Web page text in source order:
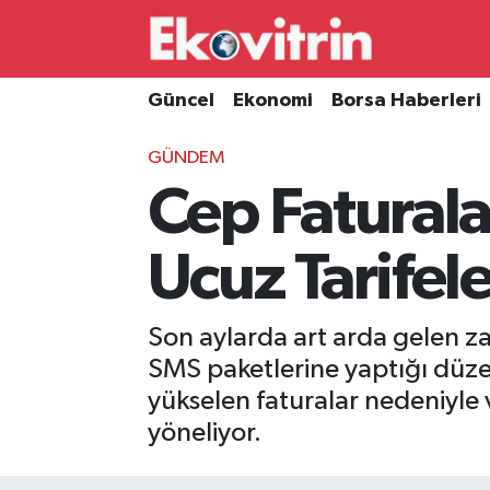
Güncel Ekonomi Borsa Haberleri
GÜNDEM
Cep
Ucuz
Son aylarda art arda gelen
SMS paketlerine yaptığı
yükselen faturalar nedeniyle
yöneliyor.
Güncel
Borsa Haberleri
Hava Durumu
Süper Lig Puan Durumu ve Fikstür
Tüm Manşetler
Son Dakika Haberleri
Haber Arşivi